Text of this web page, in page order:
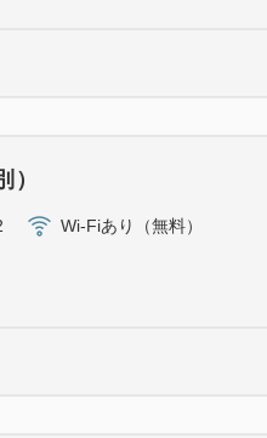
ん、喫茶スペースで召し
その久寿餅とソフトク
Wi-Fiあり（無料）